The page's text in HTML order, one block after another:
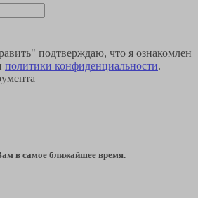
подтверждаю, что я ознакомлен
политики конфиденциальности.
в самое ближайшее время.